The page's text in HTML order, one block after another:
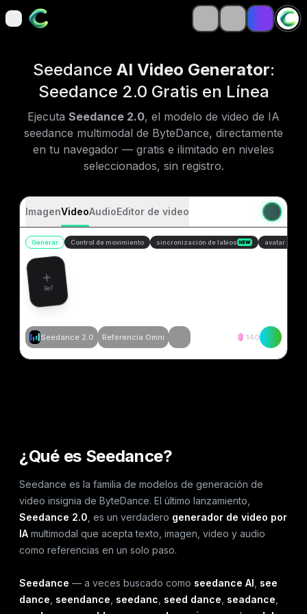
open navigation menu
open navigation menu
Seedance AI Video Generator:
Seedance 2.0 Gratis en Línea
Ejecuta Seedance 2.0, el modelo de video de IA
seedance multimodal de ByteDance, directamente
en tu navegador — gratis e ilimitado en niveles
seleccionados, sin registro.
ImagenVideoAudioEditor de video
Generar Control de movimiento sincronización de labios NEW avatar
Ref
Seedance 2.0 Referencia Omni 140
¿Qué es Seedance?
Seedance es la familia de modelos de generación de
video insignia de ByteDance. El último lanzamiento,
Seedance 2.0 , es un verdadero generador de video por
IA multimodal que acepta texto, imagen, video y audio
como referencias en un solo paso.
Seedance — a veces buscado como seedance AI see
dance seendance seedanc seed dance seadance